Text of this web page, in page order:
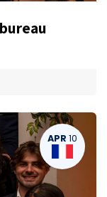
APR 10